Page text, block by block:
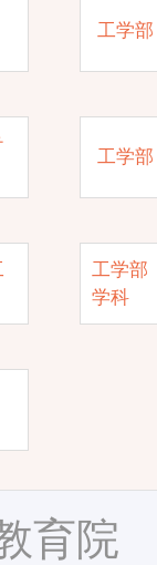
工学
工学
工学部
学科
育院